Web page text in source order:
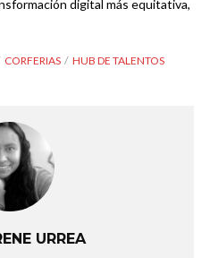
digital más equitativa,
CORFERIAS
HUB DE TALENTOS
URREA